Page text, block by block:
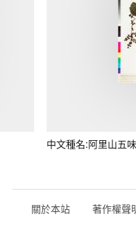
中文種名:阿里山五
關於本站 著作權聲